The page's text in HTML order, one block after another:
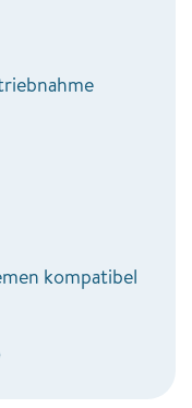
kompatibel